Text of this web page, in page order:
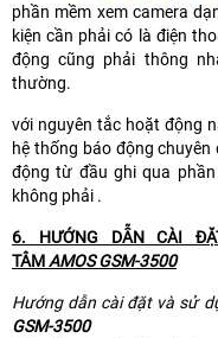
phần mềm xem camera
kiện cần phải có là điện
động cũng phải thông
thường.
với nguyên tắc hoặt động
hệ thống báo động
động từ đầu ghi qua
không phải .
6. HƯỚNG DẪN CÀI
TÂMAMOS GSM-3500
Hướng dẫn cài đặt và sử
GSM-3500